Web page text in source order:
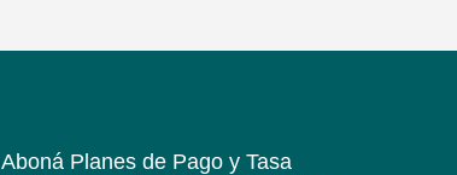
Aboná Planes de Pago y Tasa